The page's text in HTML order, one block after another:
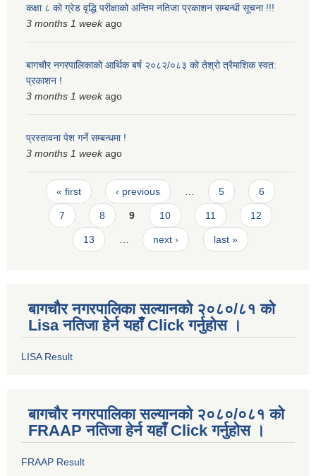
कक्षा ८ को ग्रेड वृद्धि परीक्षाको अन्तिम नतिजा प्रकाशन सम्बन्धी सूचना !!!
3 months 1 weekago
बागचौर नगरपालिकाको आर्थिक बर्ष २०८२/०८३ को तेश्रो त्रैमाशिक स्वत:
प्रकाशन !
3 months 1 weekago
प्रस्तावना पेश गर्ने सम्बन्धमा !
3 months 1 weekago
Pages
« first ‹ previous … 5 6
7 8 9 10 11 12
13 … next › last »
बागचौर नगरपालिका सल्यानको २०८०/८१ को
Lisa नतिजा हेर्न यहाँ Click गर्नुहोस ।
LISA Result
बागचौर नगरपालिका सल्यानको २०८०/०८१ को
FRAAP नतिजा हेर्न यहाँ Click गर्नुहोस ।
FRAAP Result